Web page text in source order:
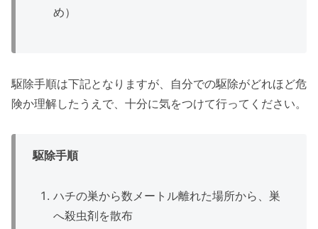
め）
駆除手順は下記となりますが、自分での駆除がどれほど危
険か理解したうえで、十分に気をつけて行ってください。
駆除手順
ハチの巣から数メートル離れた場所から、巣
へ殺虫剤を散布